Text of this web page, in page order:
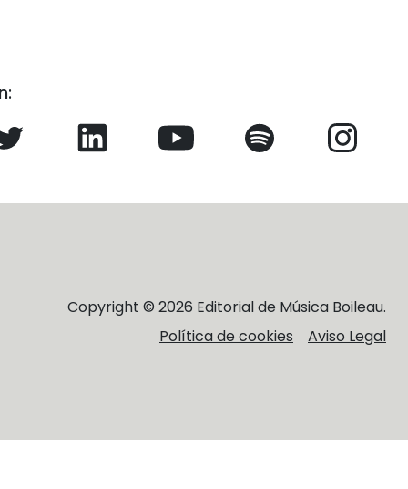
Copyright © 2026 Editorial de Música Boileau.
Política de cookies
Aviso Legal